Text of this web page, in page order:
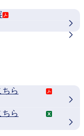
ちら
ちら